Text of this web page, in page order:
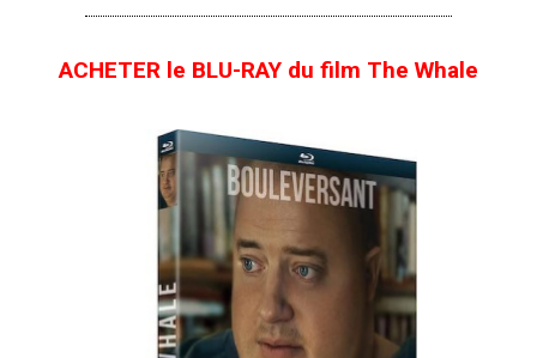
ACHETER le BLU-RAY du film The Whale